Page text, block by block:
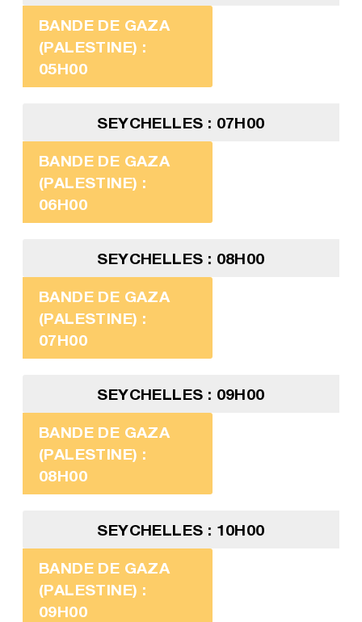
BANDE DE GAZA
(PALESTINE) :
05H00
SEYCHELLES : 07H00
BANDE DE GAZA
(PALESTINE) :
06H00
SEYCHELLES : 08H00
BANDE DE GAZA
(PALESTINE) :
07H00
SEYCHELLES : 09H00
BANDE DE GAZA
(PALESTINE) :
08H00
SEYCHELLES : 10H00
BANDE DE GAZA
(PALESTINE) :
09H00